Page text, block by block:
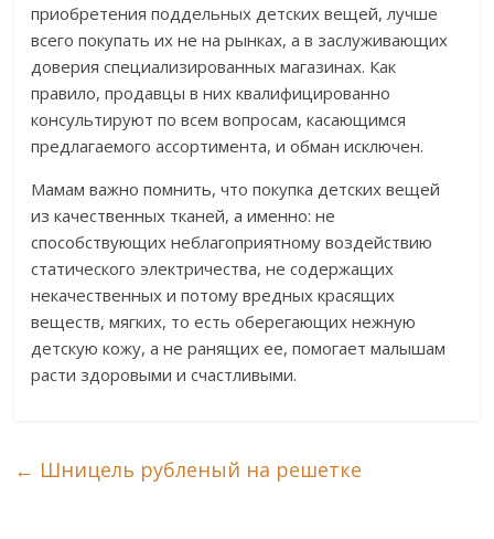
приобретения поддельных детских вещей, лучше
всего покупать их не на рынках, а в заслуживающих
доверия специализированных магазинах. Как
правило, продавцы в них квалифицированно
консультируют по всем вопросам, касающимся
предлагаемого ассортимента, и обман исключен.
Мамам важно помнить, что покупка детских вещей
из качественных тканей, а именно: не
способствующих неблагоприятному воздействию
статического электричества, не содержащих
некачественных и потому вредных красящих
веществ, мягких, то есть оберегающих нежную
детскую кожу, а не ранящих ее, помогает малышам
расти здоровыми и счастливыми.
← Шницель рубленый на решетке